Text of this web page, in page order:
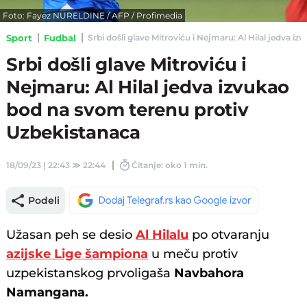
Foto: Fayez NURELDINE / AFP / Profimedia
Sport Fudbal Srbi došli glave Mitroviću i Nejmaru: Al Hilal jedva
Srbi došli glave Mitroviću i
Nejmaru: Al Hilal jedva izvukao
bod na svom terenu protiv
Uzbekistanaca
18/09/23 | 22:43 ≫22:44 Čitanje: oko 1 min.
Podeli
Užasan peh se desioAl Hilalu po otvaranju
azijske Lige šampiona u meču protiv
uzpekistanskog prvoligaša Navbahora
Namangana.